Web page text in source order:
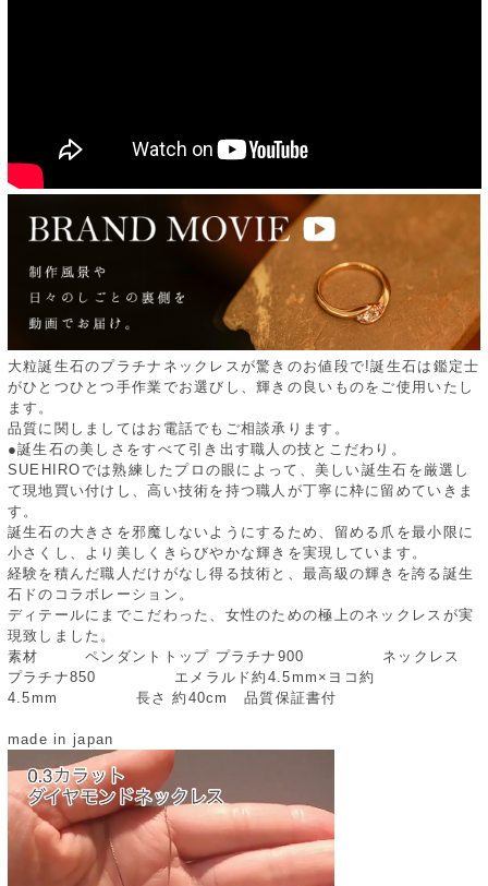
大粒誕生石のプラチナネックレスが驚きのお値段で!誕生石は鑑定士
がひとつひとつ手作業でお選びし、輝きの良いものをご使用いたし
ます。
品質に関しましてはお電話でもご相談承ります。
●誕生石の美しさをすべて引き出す職人の技とこだわり。
SUEHIROでは熟練したプロの眼によって、美しい誕生石を厳選し
て現地買い付けし、高い技術を持つ職人が丁寧に枠に留めていきま
す。
誕生石の大きさを邪魔しないようにするため、留める爪を最小限に
小さくし、より美しくきらびやかな輝きを実現しています。
経験を積んだ職人だけがなし得る技術と、最高級の輝きを誇る誕生
石ドのコラボレーション。
ディテールにまでこだわった、女性のための極上のネックレスが実
現致しました。
素材 ペンダントトップ プラチナ900 ネックレス
プラチナ850 エメラルド約4.5mm×ヨコ約
4.5mm 長さ 約40cm 品質保証書付
made in japan